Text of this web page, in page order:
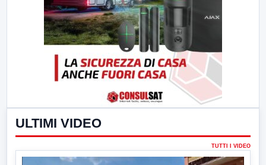
ULTIMI VIDEO
TUTTI I VIDEO